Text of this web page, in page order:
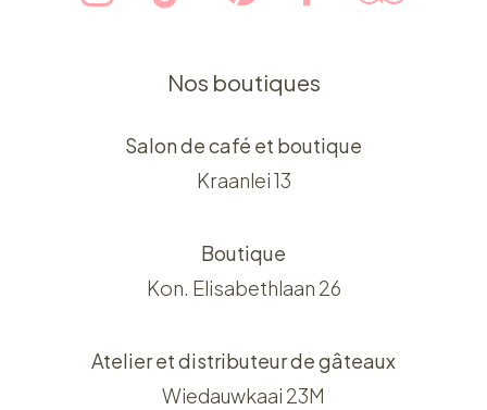
Nos boutiques
Salon de café et boutique
Kraanlei 13
Boutique
Kon. Elisabethlaan 26
Atelier et distributeur de gâteaux
Wiedauwkaai 23M